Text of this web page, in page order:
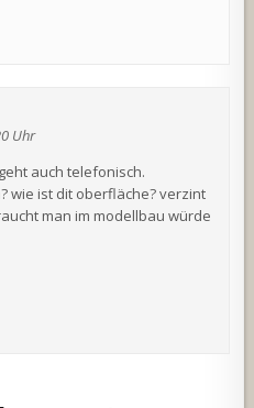
Uhr
auch telefonisch.
wie ist dit oberfläche? verzint
man im modellbau würde